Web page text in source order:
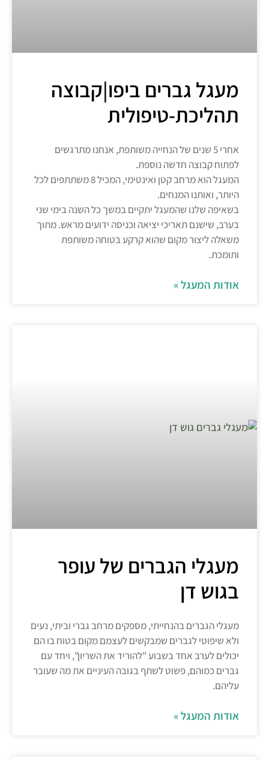
מעגל גברים ביפו|קבוצה
תהליכת-טיפולית
אחרי 5 שנים של הנחייה משותפת, אנחנו מתרגשים
לפתוח קבוצה חדשה נוספת.
המעגל הוא מרחב קטן ואינטימי, המכיל 8 משתתפים לכל
היותר, ואותנו המנחים.
בשאיפה שלנו שהמעגל יתקיים במשך כל השנה בימי שני
בערב, שישנם תאריכי יציאה וכניסה ידועים מראש. מתוך
משאלה ליצור מקום שהוא קרקע בטוחה משותפת
ותומכת.
אודות המעגל »
מעגלי הגברים של עופר
בגוש דן
מעגלי הגברים בהנחייתי, מספקים מרחב גברי וביתי, נעים
ולא שיפוטי לגברים שמבקשים לעצמם מקום בטוח בו הם
יכולים לערב אחד בשבוע "להוריד את השריון", ויחד עם
גברים כמוהם, פשוט לשתף בגובה העיניים את מה שעובר
עליהם.
אודות המעגל »